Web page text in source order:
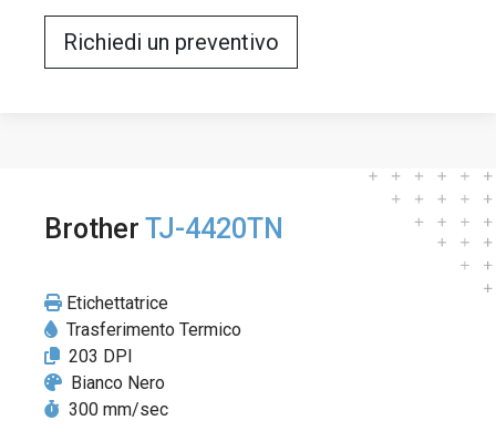
Richiedi un preventivo
Brother TJ-4420TN
Etichettatrice
Trasferimento Termico
203 DPI
Bianco Nero
300 mm/sec